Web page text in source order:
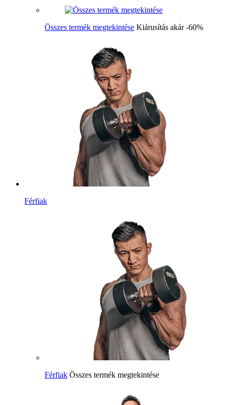
Összes termék megtekintése Kiárusítás akár -60%
Férfiak
Férfiak Összes termék megtekintése